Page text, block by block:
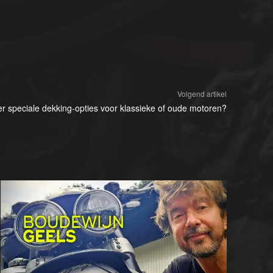
Volgend artikel
speciale dekking-opties voor klassieke of oude motoren?